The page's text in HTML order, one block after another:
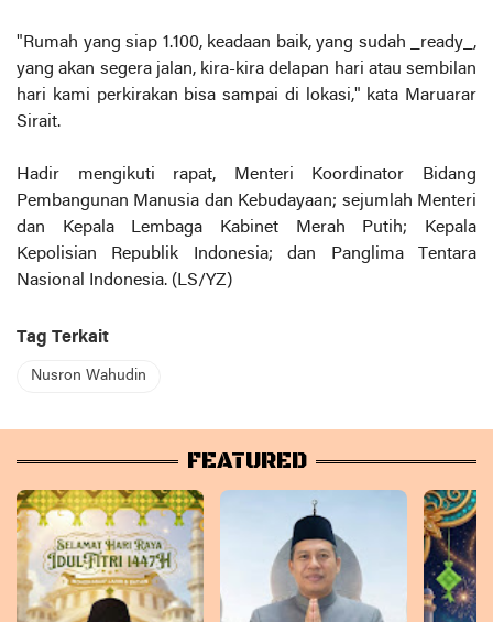
"Rumah yang siap 1.100, keadaan baik, yang sudah _ready_,
yang akan segera jalan, kira-kira delapan hari atau sembilan
hari kami perkirakan bisa sampai di lokasi," kata Maruarar
Sirait.
Hadir mengikuti rapat, Menteri Koordinator Bidang
Pembangunan Manusia dan Kebudayaan; sejumlah Menteri
dan Kepala Lembaga Kabinet Merah Putih; Kepala
Kepolisian Republik Indonesia; dan Panglima Tentara
Nasional Indonesia. (LS/YZ)
Tag Terkait
Nusron Wahudin
FEATURED